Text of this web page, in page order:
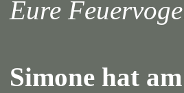
Eure
Simone hat